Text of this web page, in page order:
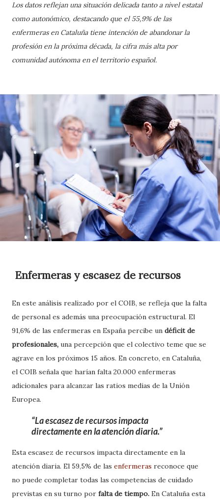
Los datos reflejan una situación delicada tanto a nivel estatal
como autonómico, destacando que el 55,9% de las
enfermeras en Cataluña tiene intención de abandonar la
profesión en la próxima década, la cifra más alta por
comunidad autónoma en el territorio español.
Enfermeras y escasez de recursos
En este análisis realizado por el COIB, se refleja que la falta
de personal es además una preocupación estructural. El
91,6% de las enfermeras en España percibe un déficit de
profesionales, una percepción que el colectivo teme que se
agrave en los próximos 15 años. En concreto, en Cataluña,
el COIB señala que harían falta 20.000 enfermeras
adicionales para alcanzar las ratios medias de la Unión
Europea.
La escasez de recursos impacta
directamente en la atención diaria.
Esta escasez de recursos impacta directamente en la
atención diaria. El 59,5% de las enfermeras reconoce que
no puede completar todas las competencias de cuidado
previstas en su turno por falta de tiempo. En Cataluña esta